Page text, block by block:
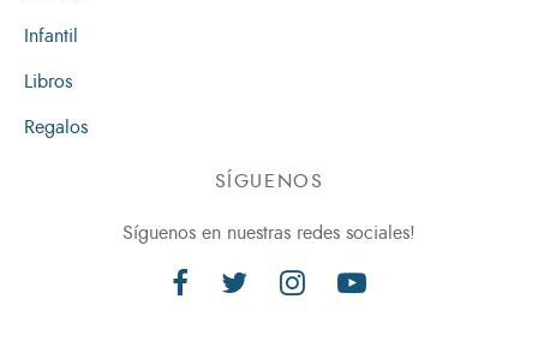
Infantil
Libros
Regalos
SÍGUENOS
Síguenos en nuestras redes sociales!